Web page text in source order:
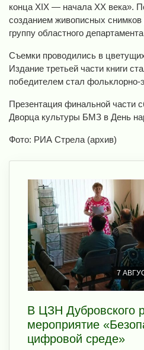
конца XIX — начала XX века».
созданием живописных
группу областного
Съемки проводились в
Издание третьей части книги
победителем стал
Презентация финальной части
Дворца культуры БМЗ в День
Фото: РИА Стрела (архив)
7
В ЦЗН Дубровского
мероприятие
цифровой среде»